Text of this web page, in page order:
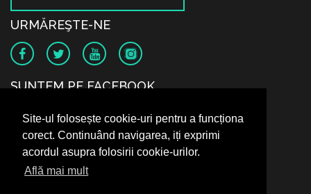
Site-ul folosește cookie-uri pentru a funcționa
corect. Continuând navigarea, iți exprimi
acordul asupra folosirii cookie-urilor.
Află mai mult
URMĂREŞTE-NE
SUNTEM PE FACEBOOK